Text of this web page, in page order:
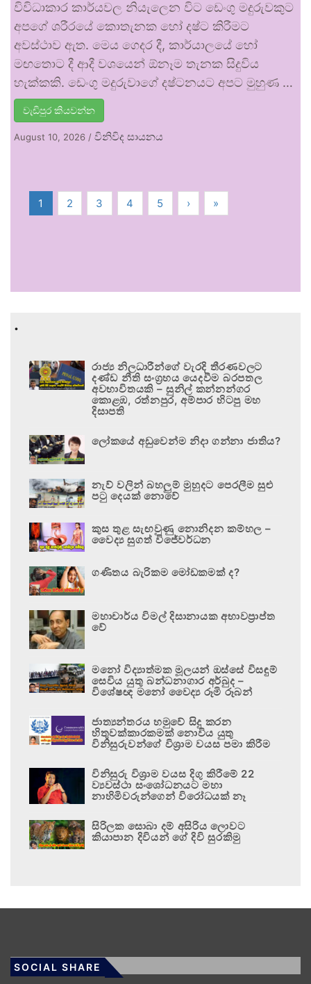
විවිධාකාර කාර්යවල නියැලෙන විට ඩෙංගු මදුරුවකුට
අපගේ ශරීරයේ කොතැනක හෝ දෂ්ට කිරීමට
අවස්ථාව ඇත. මෙය ගෙදර දී, කාර්යාලයේ හෝ
මඟතොට දී ආදී වශයෙන් ඕනෑම තැනක සිදුවිය
හැක්කකි. ඩෙංගු මදුරුවාගේ දෂ්ටනයට අපට මුහුණ …
වැඩිපුර කියවන්න
August 10, 2026 / විනිවිද සායනය
1 2 3 4 5 › »
.
රාජ්‍ය නිලධාරීන්ගේ වැරදි තීරණවලට
දණ්ඩ නීති සංග්‍රහය යෙදවීම බරපතල
අවභාවිතයකි – සුනිල් කන්නන්ගර
කොළඹ, රත්නපුර, අම්පාර හිටපු මහ
දිසාපති
ලෝකයේ අඩුවෙන්ම නිදා ගන්නා ජාතිය?
නැව් වලින් බහලුම් මුහුදට පෙරලීම සුළු
පටු දෙයක් නොවේ
කුස තුළ සැඟවුණු නොනිදන කම්හල –
වෛද්‍ය සුගත් විජේවර්ධන
ගණිතය බැරිකම මෝඩකමක් ද?
මහාචාර්ය විමල් දිසානායක අභාවප්‍රාප්ත
වේ
මනෝ විද්‍යාත්මක මූලයන් ඔස්සේ විසඳුම්
සෙවිය යුතු බන්ධනාගාර අර්බුද –
විශේෂඥ මනෝ වෛද්‍ය රූමි රූබන්
ජාත්‍යන්තරය හමුවේ සිදු කරන
හිතුවක්කාරකමක් නොවිය යුතු
විනිසුරුවන්ගේ විශ්‍රාම වයස පමා කිරීම
විනිසුරු විශ්‍රාම වයස දිගු කිරීමේ 22
ව්‍යවස්ථා සංශෝධනයට මහා
නාහිමිවරුන්ගෙන් විරෝධයක් නෑ
සිරිලක සොබා දම් අසිරිය ලොවට
කියාපාන දිවියන් ගේ දිවි සුරකිමු
SOCIAL SHARE